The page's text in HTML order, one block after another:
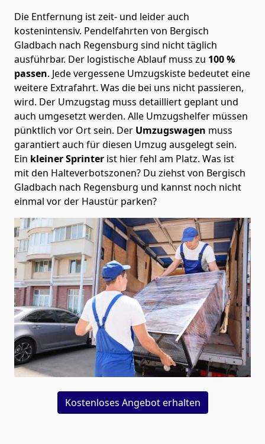
Die Entfernung ist zeit- und leider auch
kostenintensiv. Pendelfahrten von Bergisch
Gladbach nach Regensburg sind nicht täglich
ausführbar. Der logistische Ablauf muss zu 100 %
passen. Jede vergessene Umzugskiste bedeutet eine
weitere Extrafahrt. Was die bei uns nicht passieren,
wird. Der Umzugstag muss detailliert geplant und
auch umgesetzt werden. Alle Umzugshelfer müssen
pünktlich vor Ort sein. Der Umzugswagen muss
garantiert auch für diesen Umzug ausgelegt sein.
Ein kleiner Sprinter ist hier fehl am Platz. Was ist
mit den Halteverbotszonen? Du ziehst von Bergisch
Gladbach nach Regensburg und kannst noch nicht
einmal vor der Haustür parken?
Kostenloses Angebot erhalten